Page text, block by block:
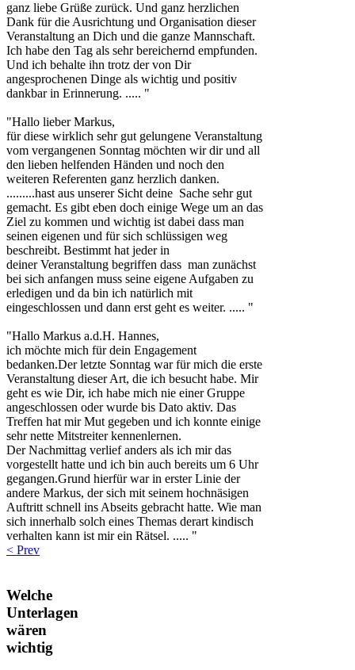
ganz liebe Grüße zurück. Und ganz herzlichen
Dank für die Ausrichtung und Organisation dieser
Veranstaltung an Dich und die ganze Mannschaft.
Ich habe den Tag als sehr bereichernd empfunden.
Und ich behalte ihn trotz der von Dir
angesprochenen Dinge als wichtig und positiv
dankbar in Erinnerung. ..... "
"Hallo lieber Markus,
für diese wirklich sehr gut gelungene Veranstaltung
vom vergangenen Sonntag möchten wir dir und all
den lieben helfenden Händen und noch den
weiteren Referenten ganz herzlich danken.
.........hast aus unserer Sicht deine Sache sehr gut
gemacht. Es gibt eben doch einige Wege um an das
Ziel zu kommen und wichtig ist dabei dass man
seinen eigenen und für sich schlüssigen weg
beschreibt. Bestimmt hat jeder in
deiner Veranstaltung begriffen dass man zunächst
bei sich anfangen muss seine eigene Aufgaben zu
erledigen und da bin ich natürlich mit
eingeschlossen und dann erst geht es weiter. ..... "
"Hallo Markus a.d.H. Hannes,
ich möchte mich für dein Engagement
bedanken.Der letzte Sonntag war für mich die erste
Veranstaltung dieser Art, die ich besucht habe. Mir
geht es wie Dir, ich habe mich nie einer Gruppe
angeschlossen oder wurde bis Dato aktiv. Das
Treffen hat mir Mut gegeben und ich konnte einige
sehr nette Mitstreiter kennenlernen.
Der Nachmittag verlief anders als ich mir das
vorgestellt hatte und ich bin auch bereits um 6 Uhr
gegangen.Grund hierfür war in erster Linie der
andere Markus, der sich mit seinem hochnäsigen
Auftritt schnell ins Abseits gebracht hatte. Wie man
sich innerhalb solch eines Themas derart kindisch
verhalten kann ist mir ein Rätsel. ..... "
< Prev
Welche
Unterlagen
wären
wichtig